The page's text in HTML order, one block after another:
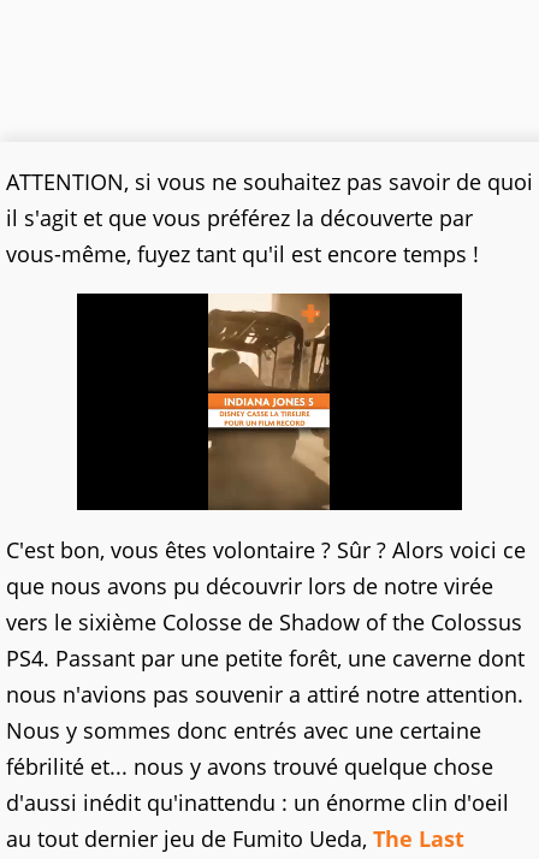
ATTENTION, si vous ne souhaitez pas savoir de quoi
il s'agit et que vous préférez la découverte par
vous-même, fuyez tant qu'il est encore temps !
C'est bon, vous êtes volontaire ? Sûr ? Alors voici ce
que nous avons pu découvrir lors de notre virée
vers le sixième Colosse de Shadow of the Colossus
PS4. Passant par une petite forêt, une caverne dont
nous n'avions pas souvenir a attiré notre attention.
Nous y sommes donc entrés avec une certaine
fébrilité et... nous y avons trouvé quelque chose
d'aussi inédit qu'inattendu : un énorme clin d'oeil
au tout dernier jeu de Fumito Ueda, The Last